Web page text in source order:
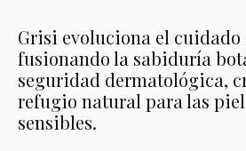
Grisi evoluciona el
fusionando la sabiduría
seguridad dermatológica,
refugio natural para las
sensibles.